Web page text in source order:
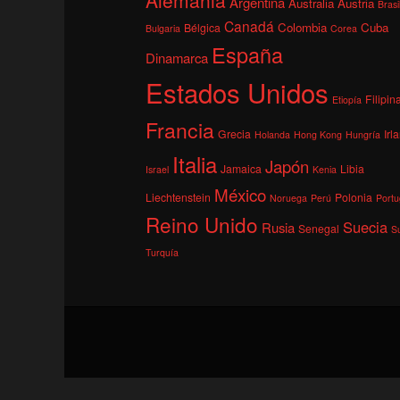
Brasil
Bulgaria Bélgica Canadá Colombia Corea Cuba
Dinamarca España
Estados Unidos Etiopía
Francia Grecia Holanda Hong Kong Hungría
Israel Italia Jamaica Japón Kenia Libia
Liechtenstein México Noruega Perú Polonia
Reino Unido Rusia Senegal Suecia
Turquía